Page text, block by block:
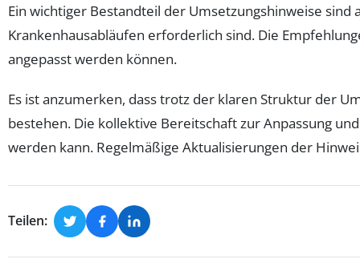
Ein wichtiger Bestandteil der Umsetzungshinweise
Krankenhausabläufen erforderlich sind. Die
angepasst werden können.
Es ist anzumerken, dass trotz der klaren Struktur der
bestehen. Die kollektive Bereitschaft zur Anpassung
werden kann. Regelmäßige Aktualisierungen der
Teilen: